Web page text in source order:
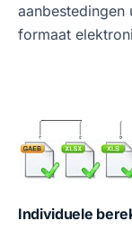
aanbestedingen
formaat
Individuele